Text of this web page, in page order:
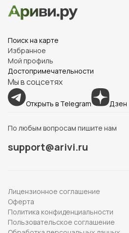
Поиск на карте
Избранное
Мой профиль
Достопримечательности
Мы в соцсетях
Открыть в Telegram Дзен
По любым вопросам пишите нам
support@arivi.ru
Лицензионное соглашение
Оферта
Политика конфиденциальности
Пользовательское соглашение